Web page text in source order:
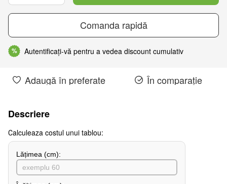
Comanda rapidă
% Autentificați-vă pentru a vedea discount cumulativ
Adaugă în preferate În comparație
Descriere
Сalculeaza costul unui tablou:
Lățimea (сm):